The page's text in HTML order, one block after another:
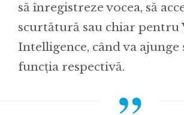
să înregistreze vocea, să
scurtătură sau chiar pentru
Intelligence, când va ajunge
funcția respectivă.